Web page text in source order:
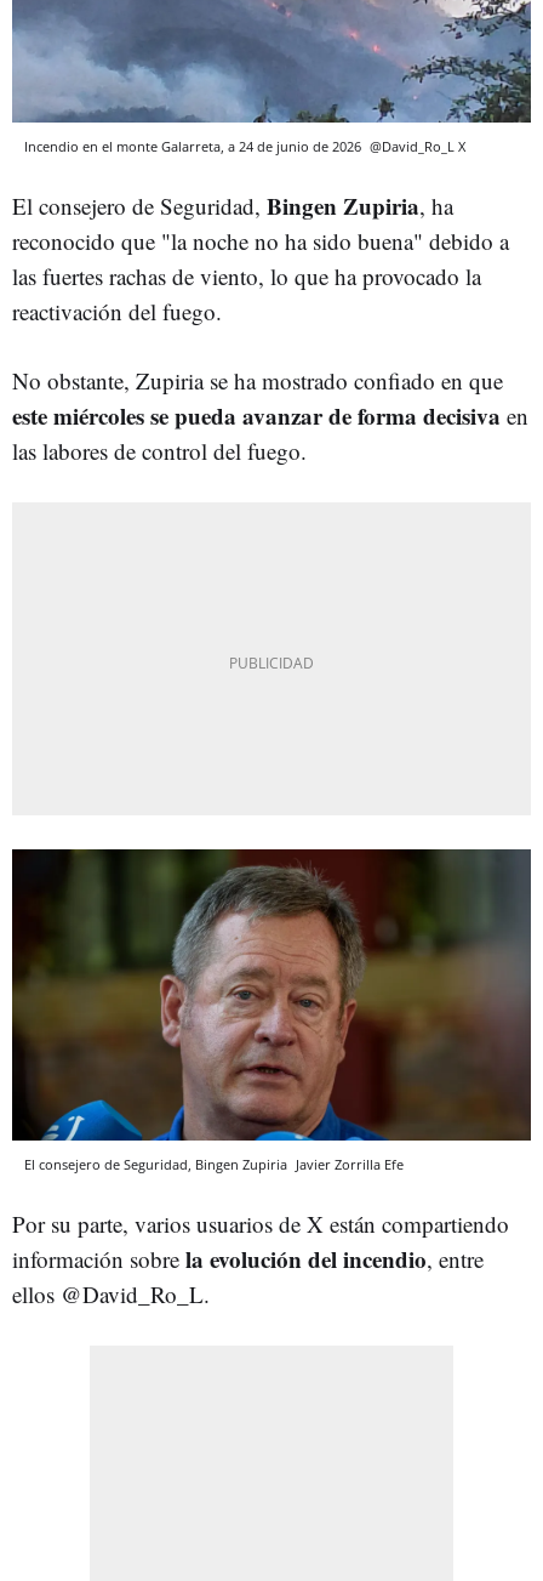
Incendio en el monte Galarreta, a 24 de junio de 2026 @David_Ro_L X
El consejero de Seguridad, Bingen Zupiria, ha
reconocido que "la noche no ha sido buena" debido a
las fuertes rachas de viento, lo que ha provocado la
reactivación del fuego.
No obstante, Zupiria se ha mostrado confiado en que
este miércoles se pueda avanzar de forma decisiva en
las labores de control del fuego.
El consejero de Seguridad, Bingen Zupiria Javier Zorrilla Efe
Por su parte, varios usuarios de X están compartiendo
información sobre la evolución del incendio, entre
ellos @David_Ro_L.